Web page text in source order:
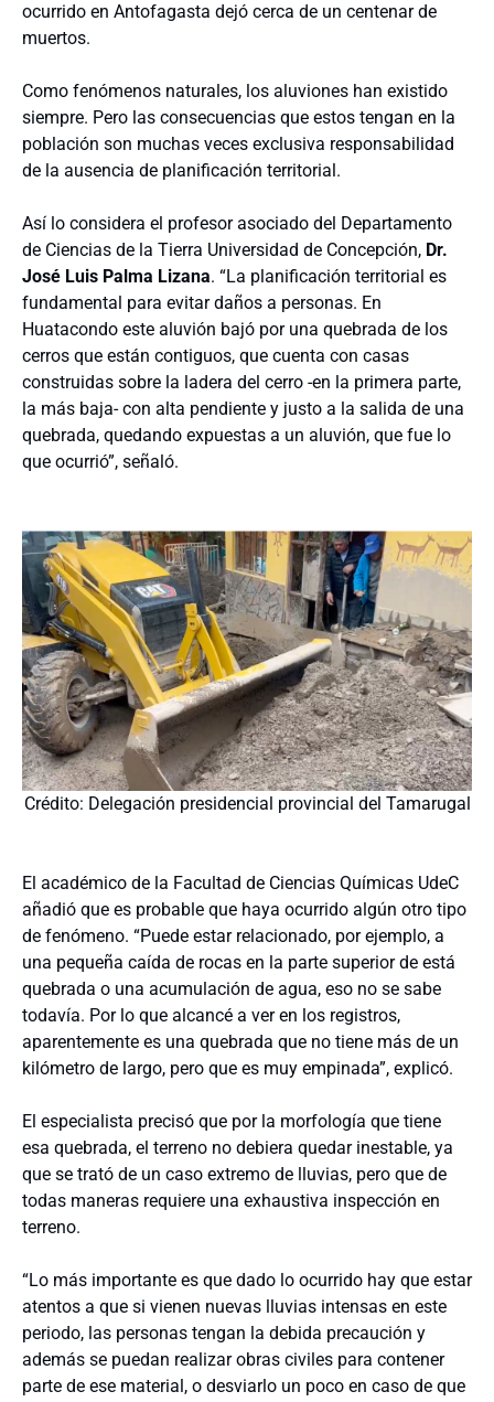
ocurrido en Antofagasta dejó cerca de un centenar de
muertos.
Como fenómenos naturales, los aluviones han existido
siempre. Pero las consecuencias que estos tengan en la
población son muchas veces exclusiva responsabilidad
de la ausencia de planificación territorial.
Así lo considera el profesor asociado del Departamento
de Ciencias de la Tierra Universidad de Concepción, Dr.
José Luis Palma Lizana. “La planificación territorial es
fundamental para evitar daños a personas. En
Huatacondo este aluvión bajó por una quebrada de los
cerros que están contiguos, que cuenta con casas
construidas sobre la ladera del cerro -en la primera parte,
la más baja- con alta pendiente y justo a la salida de una
quebrada, quedando expuestas a un aluvión, que fue lo
que ocurrió”, señaló.
Crédito: Delegación presidencial provincial del Tamarugal
El académico de la Facultad de Ciencias Químicas UdeC
añadió que es probable que haya ocurrido algún otro tipo
de fenómeno. “Puede estar relacionado, por ejemplo, a
una pequeña caída de rocas en la parte superior de está
quebrada o una acumulación de agua, eso no se sabe
todavía. Por lo que alcancé a ver en los registros,
aparentemente es una quebrada que no tiene más de un
kilómetro de largo, pero que es muy empinada”, explicó.
El especialista precisó que por la morfología que tiene
esa quebrada, el terreno no debiera quedar inestable, ya
que se trató de un caso extremo de lluvias, pero que de
todas maneras requiere una exhaustiva inspección en
terreno.
“Lo más importante es que dado lo ocurrido hay que estar
atentos a que si vienen nuevas lluvias intensas en este
periodo, las personas tengan la debida precaución y
además se puedan realizar obras civiles para contener
parte de ese material, o desviarlo un poco en caso de que